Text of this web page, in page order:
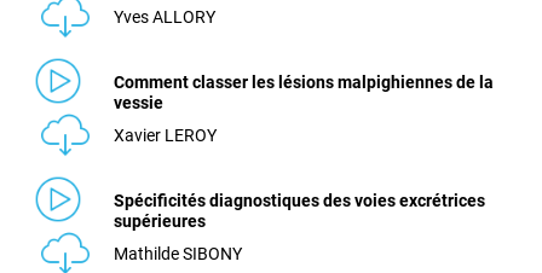
Yves ALLORY
Comment classer les lésions malpighiennes de la
vessie
Xavier LEROY
Spécificités diagnostiques des voies excrétrices
supérieures
Mathilde SIBONY